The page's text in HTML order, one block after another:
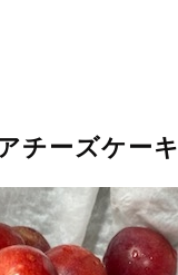
チーズケーキ